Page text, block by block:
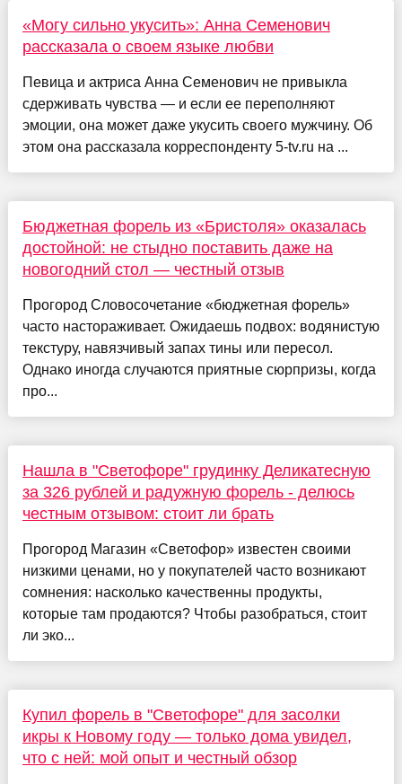
«Могу сильно укусить»: Анна Семенович
рассказала о своем языке любви
Певица и актриса Анна Семенович не привыкла
сдерживать чувства — и если ее переполняют
эмоции, она может даже укусить своего мужчину. Об
этом она рассказала корреспонденту 5-tv.ru на ...
Бюджетная форель из «Бристоля» оказалась
достойной: не стыдно поставить даже на
новогодний стол — честный отзыв
Прогород Словосочетание «бюджетная форель»
часто настораживает. Ожидаешь подвох: водянистую
текстуру, навязчивый запах тины или пересол.
Однако иногда случаются приятные сюрпризы, когда
про...
Нашла в "Светофоре" грудинку Деликатесную
за 326 рублей и радужную форель - делюсь
честным отзывом: стоит ли брать
Прогород Магазин «Светофор» известен своими
низкими ценами, но у покупателей часто возникают
сомнения: насколько качественны продукты,
которые там продаются? Чтобы разобраться, стоит
ли эко...
Купил форель в "Светофоре" для засолки
икры к Новому году — только дома увидел,
что с ней: мой опыт и честный обзор